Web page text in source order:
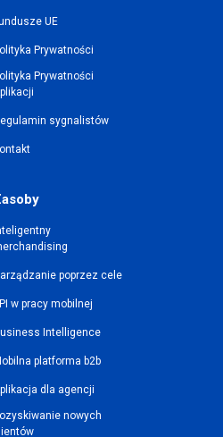
UE
Prywatności
Prywatności
sygnalistów
poprzez cele
w pracy mobilnej
Intelligence
platforma b2b
dla agencji
nowych